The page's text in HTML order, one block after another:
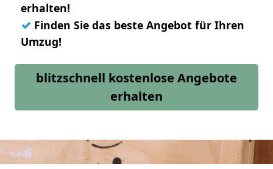
erhalten!
✓ Finden Sie das beste Angebot für Ihren
Umzug!
blitzschnell kostenlose Angebote
erhalten